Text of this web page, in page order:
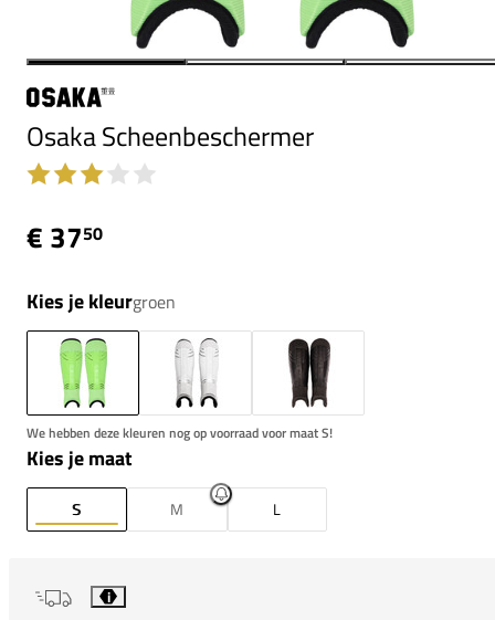
Osaka Scheenbeschermer
€ 3750
Kies je kleurgroen
We hebben deze kleuren nog op voorraad voor maat S!
Kies je maat
S M L
i